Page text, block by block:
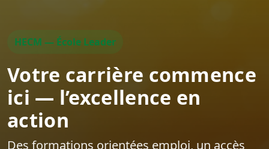
HECM — École Leader
Votre carrière commence
ici — l’excellence en
action
Des formations orientées emploi‍, un accès